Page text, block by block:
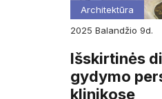
Architektūra
2025
balandžio 9d.
Išskirtinės
gydymo
klinikose